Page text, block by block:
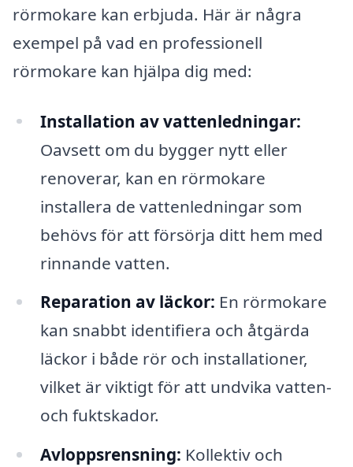
rörmokare kan erbjuda. Här är några
exempel på vad en professionell
rörmokare kan hjälpa dig med:
Installation av vattenledningar:
Oavsett om du bygger nytt eller
renoverar, kan en rörmokare
installera de vattenledningar som
behövs för att försörja ditt hem med
rinnande vatten.
Reparation av läckor: En rörmokare
kan snabbt identifiera och åtgärda
läckor i både rör och installationer,
vilket är viktigt för att undvika vatten-
och fuktskador.
Avloppsrensning: Kollektiv och